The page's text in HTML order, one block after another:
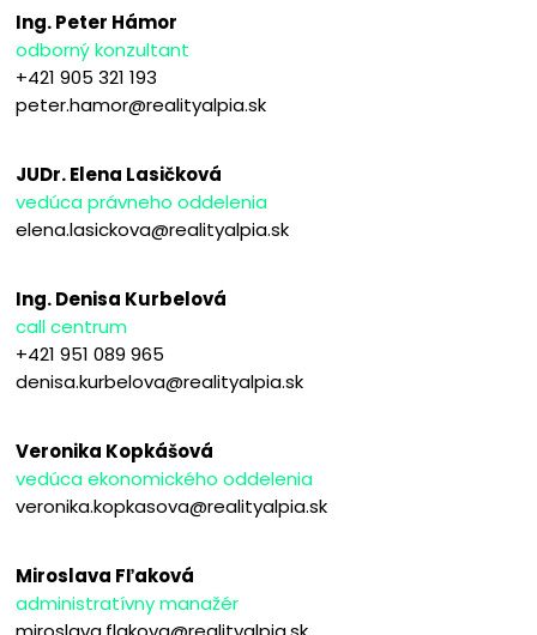
Ing. Peter Hámor
odborný konzultant
+421 905 321 193
peter.hamor@realityalpia.sk
JUDr. Elena Lasičková
vedúca právneho oddelenia
elena.lasickova@realityalpia.sk
Ing. Denisa Kurbelová
call centrum
+421 951 089 965
denisa.kurbelova@realityalpia.sk
Veronika Kopkášová
vedúca ekonomického oddelenia
veronika.kopkasova@realityalpia.sk
Miroslava Fľaková
administratívny manažér